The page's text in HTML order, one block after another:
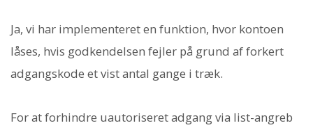
Ja, vi har implementeret en funktion, hvor kontoen
låses, hvis godkendelsen fejler på grund af forkert
adgangskode et vist antal gange i træk.
For at forhindre uautoriseret adgang via list-angreb